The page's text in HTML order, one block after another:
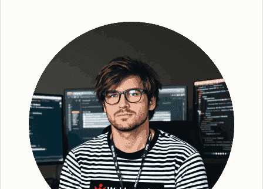
Genom en effektiv implementering av
organiska sökstrategier, säkerställer vi en
bättre synlighet för din webbplats. Efter
grundlig analys och identifiering av
strategiska sökord, optimerar vi din
webbplats - från kopiering till struktur och
metadata. Detta gör att vi kan förbättra din
webbplats ranking och därmed också den
övergripande platsbaserade synligheten. Vi
ser till att erbjuda den mest effektiva
organiska SEO-tjänsten, oavsett vilka